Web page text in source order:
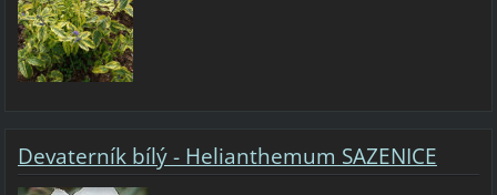
Devaterník bílý - Helianthemum SAZENICE